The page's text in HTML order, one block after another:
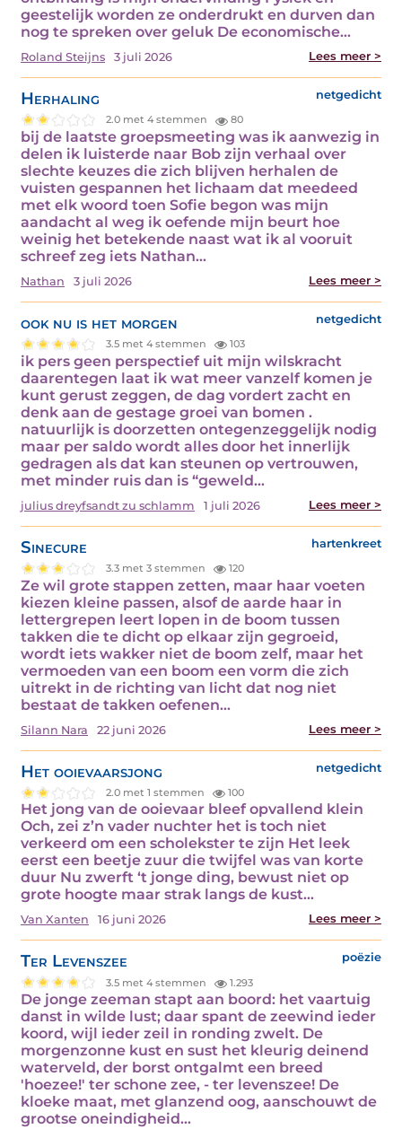
geestelijk worden ze onderdrukt en durven dan
nog te spreken over geluk De economische…
Roland Steijns 3 juli 2026 Lees meer >
Herhaling netgedicht
2.0 met 4 stemmen 80
bij de laatste groepsmeeting was ik aanwezig in
delen ik luisterde naar Bob zijn verhaal over
slechte keuzes die zich blijven herhalen de
vuisten gespannen het lichaam dat meedeed
met elk woord toen Sofie begon was mijn
aandacht al weg ik oefende mijn beurt hoe
weinig het betekende naast wat ik al vooruit
schreef zeg iets Nathan…
Nathan 3 juli 2026 Lees meer >
ook nu is het morgen netgedicht
3.5 met 4 stemmen 103
ik pers geen perspectief uit mijn wilskracht
daarentegen laat ik wat meer vanzelf komen je
kunt gerust zeggen, de dag vordert zacht en
denk aan de gestage groei van bomen .
natuurlijk is doorzetten ontegenzeggelijk nodig
maar per saldo wordt alles door het innerlijk
gedragen als dat kan steunen op vertrouwen,
met minder ruis dan is “geweld…
julius dreyfsandt zu schlamm 1 juli 2026 Lees meer >
Sinecure hartenkreet
3.3 met 3 stemmen 120
Ze wil grote stappen zetten, maar haar voeten
kiezen kleine passen, alsof de aarde haar in
lettergrepen leert lopen in de boom tussen
takken die te dicht op elkaar zijn gegroeid,
wordt iets wakker niet de boom zelf, maar het
vermoeden van een boom een vorm die zich
uitrekt in de richting van licht dat nog niet
bestaat de takken oefenen…
Silann Nara 22 juni 2026 Lees meer >
Het ooievaarsjong netgedicht
2.0 met 1 stemmen 100
Het jong van de ooievaar bleef opvallend klein
Och, zei z’n vader nuchter het is toch niet
verkeerd om een scholekster te zijn Het leek
eerst een beetje zuur die twijfel was van korte
duur Nu zwerft ‘t jonge ding, bewust niet op
grote hoogte maar strak langs de kust…
Van Xanten 16 juni 2026 Lees meer >
Ter Levenszee poëzie
3.5 met 4 stemmen 1.293
De jonge zeeman stapt aan boord: het vaartuig
danst in wilde lust; daar spant de zeewind ieder
koord, wijl ieder zeil in ronding zwelt. De
morgenzonne kust en sust het kleurig deinend
waterveld, der borst ontgalmt een breed
'hoezee!' ter schone zee, - ter levenszee! De
kloeke maat, met glanzend oog, aanschouwt de
grootse oneindigheid…